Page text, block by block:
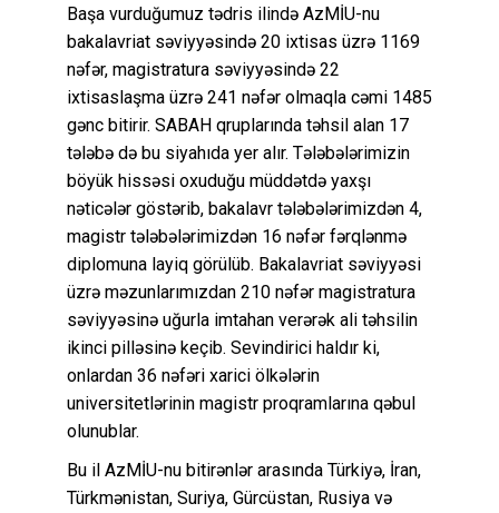
Başa vurduğumuz tədris ilində AzMİU-nu
bakalavriat səviyyəsində 20 ixtisas üzrə 1169
nəfər, magistratura səviyyəsində 22
ixtisaslaşma üzrə 241 nəfər olmaqla cəmi 1485
gənc bitirir. SABAH qruplarında təhsil alan 17
tələbə də bu siyahıda yer alır. Tələbələrimizin
böyük hissəsi oxuduğu müddətdə yaxşı
nəticələr göstərib, bakalavr tələbələrimizdən 4,
magistr tələbələrimizdən 16 nəfər fərqlənmə
diplomuna layiq görülüb. Bakalavriat səviyyəsi
üzrə məzunlarımızdan 210 nəfər magistratura
səviyyəsinə uğurla imtahan verərək ali təhsilin
ikinci pilləsinə keçib. Sevindirici haldır ki,
onlardan 36 nəfəri xarici ölkələrin
universitetlərinin magistr proqramlarına qəbul
olunublar.
Bu il AzMİU-nu bitirənlər arasında Türkiyə, İran,
Türkmənistan, Suriya, Gürcüstan, Rusiya və